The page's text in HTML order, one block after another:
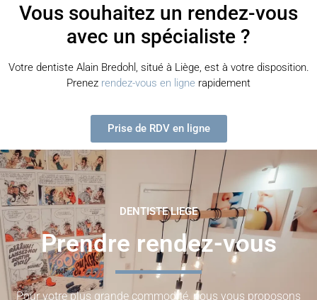
Vous souhaitez un rendez-vous
avec un spécialiste ?
Votre dentiste Alain Bredohl, situé à Liège, est à votre disposition.
Prenez rendez-vous en ligne rapidement
Prise de RDV en ligne
DENTISTE LIEGE
Prendre rendez-vous
Pour votre plus grande commodité, nous vous proposons